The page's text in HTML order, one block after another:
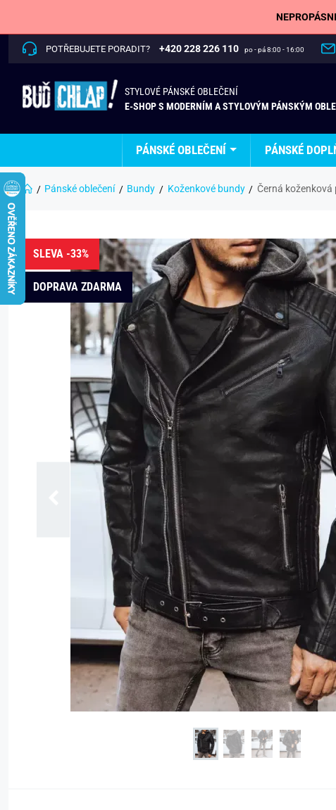
POTŘEBUJETE PORADIT? +420 228 226 110 po - pá 8:00 - 16:00
STYLOVÉ PÁNSKÉ OBLEČENÍ
E-SHOP S MODERNÍM A STYLOVÝM PÁNSKÝM
PÁNSKÉ OBLEČENÍ PÁNSKÉ
Pánské oblečení Bundy Koženkové bundy Černá
SLEVA -33%
DOPRAVA ZDARMA